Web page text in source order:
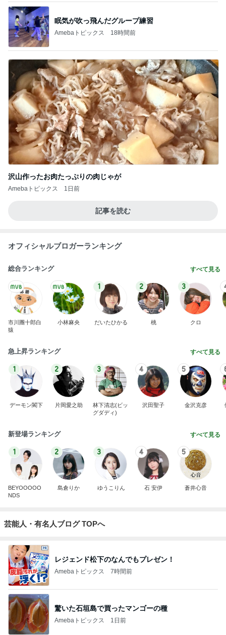
眠気が吹っ飛んだグループ練習
Amebaトピックス 18時間前
沢山作ったお肉たっぷりの肉じゃが
Amebaトピックス 1日前
記事を読む
オフィシャルブロガーランキング
総合ランキング すべて見る
市川團十郎白
猿
小林麻央
1
だいたひかる
2
桃
3
クロ
急上昇ランキング すべて見る
1
デーモン閣下
2
片岡愛之助
3
林下清志(ビッ
グダディ)
4
沢田聖子
5
金沢克彦
新登場ランキング すべて見る
1
BEYOOOOO
NDS
2
島倉りか
3
ゆうこりん
4
石 安伊
5
蒼井心音
芸能人・有名人ブログ TOPへ
レジェンド松下のなんでもプレゼン！
Amebaトピックス 7時間前
驚いた石垣島で買ったマンゴーの種
Amebaトピックス 1日前